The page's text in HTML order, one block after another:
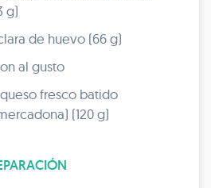
g)
de huevo (66 g)
al gusto
fresco batido
(120 g)